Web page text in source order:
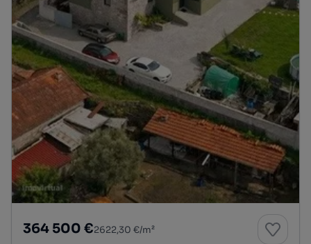
364 500 €2622,30 €/m²